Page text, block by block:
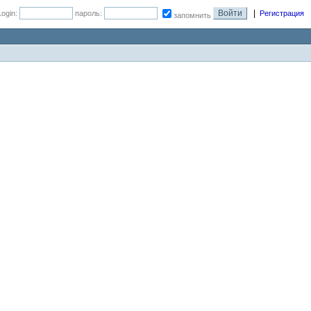
пароль: запомнить Регистрация